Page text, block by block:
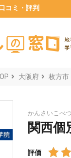
コミ・評判
大阪府 枚方市
かんさいこべ
関西個
評価